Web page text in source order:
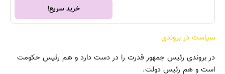
خرید سریع!
سیاست در بروندی
در بروندی رئیس جمهور قدرت را در دست دارد و هم رئیس حکومت
است و هم رئیس دولت.